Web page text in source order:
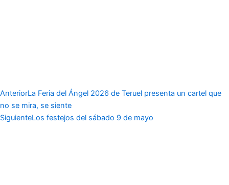
AnteriorLa Feria del Ángel 2026 de Teruel presenta un cartel que
no se mira, se siente
SiguienteLos festejos del sábado 9 de mayo